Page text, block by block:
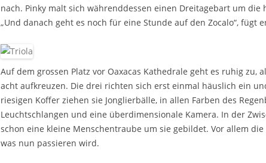
nach. Pinky malt sich währenddessen einen Dreitagebart um die
„Und danach geht es noch für eine Stunde auf den Zocalo“, fügt
Auf dem grossen Platz vor Oaxacas Kathedrale geht es ruhig zu,
acht aufkreuzen. Die drei richten sich erst einmal häuslich ein
riesigen Koffer ziehen sie Jonglierbälle, in allen Farben des
Leuchtschlangen und eine überdimensionale Kamera. In der
schon eine kleine Menschentraube um sie gebildet. Vor allem
was nun passieren wird.